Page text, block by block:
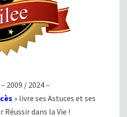
– 2009 / 2024 –
» livre ses Astuces et ses
Réussir dans la Vie !